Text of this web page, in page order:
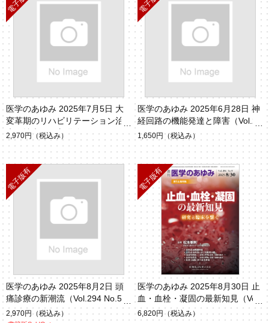
医学のあゆみ 2025年7月5日 大
変革期のリハビリテーション治
療と拡大する守備範囲（Vol.294
No.1）
2,970円 （税込み）
医学のあゆみ 2025年6月28日 神
経回路の機能発達と障害（Vol.29
3 No.13）
1,650円 （税込み）
医学のあゆみ 2025年8月2日 頭
痛診療の新潮流（Vol.294 No.5）
2,970円 （税込み）
医学のあゆみ 2025年8月30日 止
血・血栓・凝固の最新知見（Vol.
294 No.9）
6,820円 （税込み）